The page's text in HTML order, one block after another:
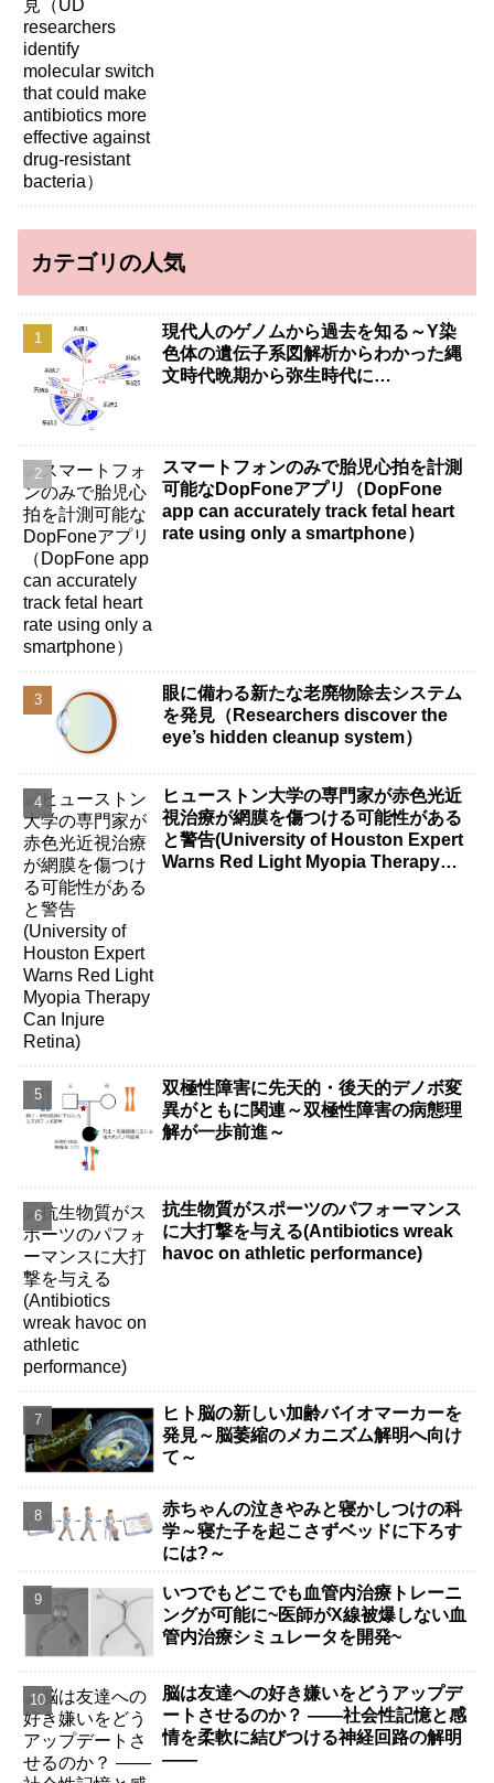
カテゴリの人気
現代人のゲノムから過去を知る～Y染
色体の遺伝子系図解析からわかった縄
文時代晩期から弥生時代に…
スマートフォンのみで胎児心拍を計測
可能なDopFoneアプリ（DopFone
app can accurately track fetal heart
rate using only a smartphone）
眼に備わる新たな老廃物除去システム
を発見（Researchers discover the
eye’s hidden cleanup system）
ヒューストン大学の専門家が赤色光近
視治療が網膜を傷つける可能性がある
と警告(University of Houston Expert
Warns Red Light Myopia Therapy
双極性障害に先天的・後天的デノボ変
異がともに関連～双極性障害の病態理
解が一歩前進～
抗生物質がスポーツのパフォーマンス
に大打撃を与える(Antibiotics wreak
havoc on athletic performance)
ヒト脳の新しい加齢バイオマーカーを
発見～脳萎縮のメカニズム解明へ向け
て～
赤ちゃんの泣きやみと寝かしつけの科
学～寝た子を起こさずベッドに下ろす
には?～
いつでもどこでも血管内治療トレーニ
ングが可能に~医師がX線被爆しない血
管内治療シミュレータを開発~
脳は友達への好き嫌いをどうアップデ
ートさせるのか？ ――社会性記憶と感
情を柔軟に結びつける神経回路の解明
――